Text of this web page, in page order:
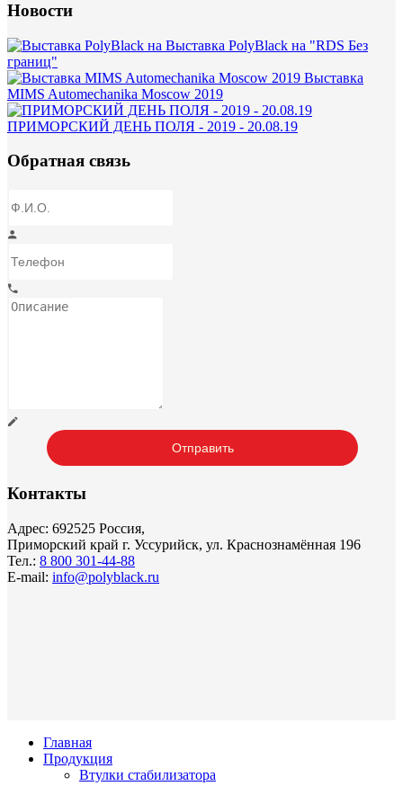
Новости
Выставка PolyBlack на "RDS Без
границ"
Выставка
MIMS Automechanika Moscow 2019
ПРИМОРСКИЙ ДЕНЬ ПОЛЯ - 2019 - 20.08.19
Обратная связь
Контакты
Адрес: 692525 Россия,
Приморский край г. Уссурийск, ул. Краснознамённая 196
Тел.: 8 800 301-44-88
E-mail: info@polyblack.ru
Главная
Продукция
Втулки стабилизатора